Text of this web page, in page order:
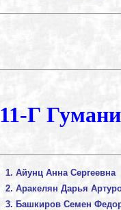
11-Г
Айунц Анна Сергеевна
Аракелян Дарья
Башкиров Семен